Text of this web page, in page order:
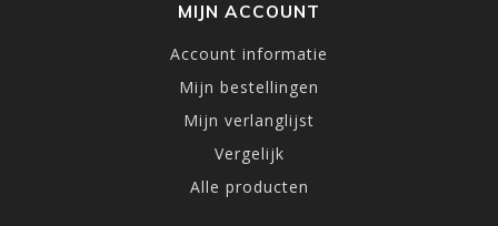
MIJN ACCOUNT
Account informatie
Mijn bestellingen
Mijn verlanglijst
Vergelijk
Alle producten